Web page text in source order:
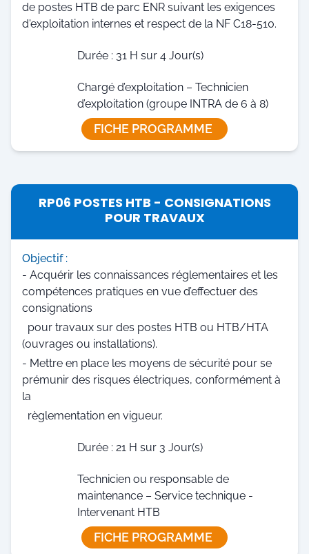
de postes HTB de parc ENR suivant les exigences
d'exploitation internes et respect de la NF C18-510.
Durée : 31 H sur 4 Jour(s)
Chargé d’exploitation – Technicien
d’exploitation (groupe INTRA de 6 à 8)
FICHE PROGRAMME
RP06 POSTES HTB - CONSIGNATIONS
POUR TRAVAUX
Objectif :
- Acquérir les connaissances réglementaires et les
compétences pratiques en vue d’effectuer des
consignations
pour travaux sur des postes HTB ou HTB/HTA
(ouvrages ou installations).
- Mettre en place les moyens de sécurité pour se
prémunir des risques électriques, conformément à
la
règlementation en vigueur.
Durée : 21 H sur 3 Jour(s)
Technicien ou responsable de
maintenance – Service technique -
Intervenant HTB
FICHE PROGRAMME